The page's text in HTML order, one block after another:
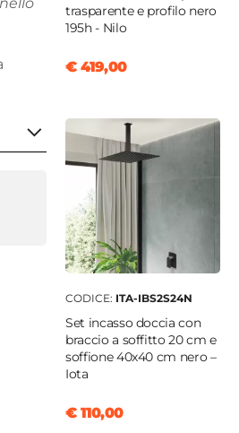
trasparente e profilo nero
195h - Nilo
€ 419,00
CODICE: ITA-IBS2S24N
Set incasso doccia con
braccio a soffitto 20 cm e
soffione 40x40 cm nero –
Iota
€ 110,00